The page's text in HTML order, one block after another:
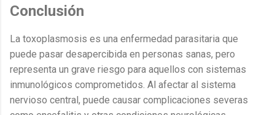
Conclusión
La toxoplasmosis es una enfermedad parasitaria que
puede pasar desapercibida en personas sanas, pero
representa un grave riesgo para aquellos con sistemas
inmunológicos comprometidos. Al afectar al sistema
nervioso central, puede causar complicaciones severas